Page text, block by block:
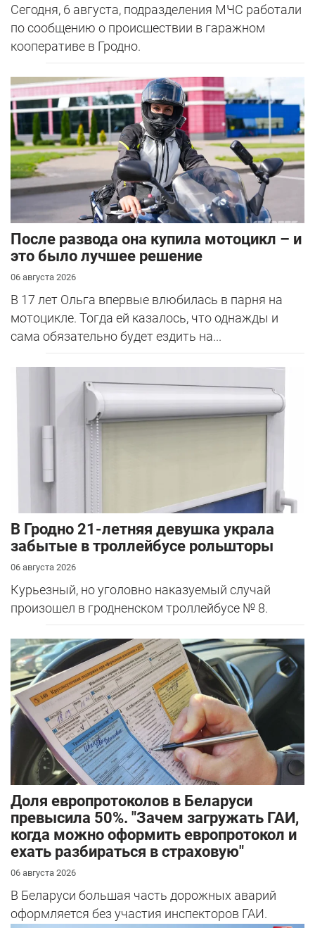
Сегодня, 6 августа, подразделения МЧС работали
по сообщению о происшествии в гаражном
кооперативе в Гродно.
После развода она купила мотоцикл – и
это было лучшее решение
06 августа 2026
В 17 лет Ольга впервые влюбилась в парня на
мотоцикле. Тогда ей казалось, что однажды и
сама обязательно будет ездить на...
В Гродно 21-летняя девушка украла
забытые в троллейбусе рольшторы
06 августа 2026
Курьезный, но уголовно наказуемый случай
произошел в гродненском троллейбусе № 8.
Доля европротоколов в Беларуси
превысила 50%. "Зачем загружать ГАИ,
когда можно оформить европротокол и
ехать разбираться в страховую"
06 августа 2026
В Беларуси большая часть дорожных аварий
оформляется без участия инспекторов ГАИ.